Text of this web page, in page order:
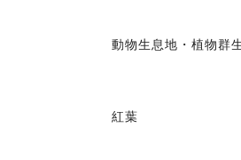
動物生息地・植物群
紅葉